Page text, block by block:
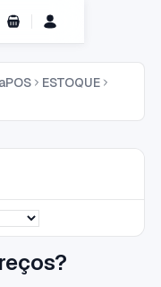
Carrinho de Compras
ESTOQUE